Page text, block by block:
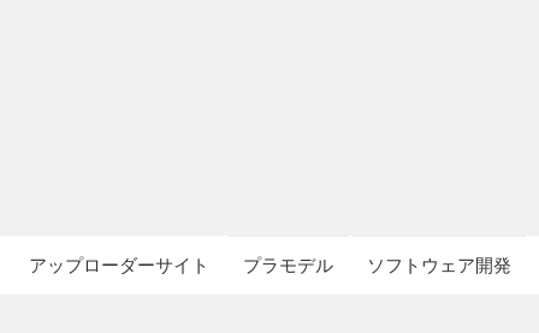
アップローダーサイト プラモデル ソフトウェア開発